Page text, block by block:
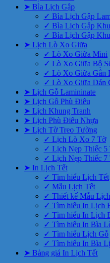
➤ Bìa Lịch Gập
✓ Bìa Lịch Gập
✓ Bìa Lịch Gập
✓ Bìa Lịch Gập
➤ Lịch Lò Xo Giữa
✓ Lò Xo Giữa Mini
✓ Lò Xo Giữa Bộ
✓ Lò Xo Giữa Gắn
✓ Lò Xo Giữa Dán
➤ Lịch Gỗ Lamininate
➤ Lịch Gỗ Phù Điêu
➤ Lịch Khung Tranh
➤ Lịch Phù Điêu Nhựa
➤ Lịch Tờ Treo Tường
✓ Lịch Lò Xo 7 Tờ
✓ Lịch Nẹp Thiếc 5
✓ Lịch Nẹp Thiếc 7
➤ In Lịch Tết
✓ Tìm hiểu Lịch Tết
✓ Mẫu Lịch Tết
✓ Thiết kế Mẫu
✓ Tìm hiểu In Lịch
✓ Tìm hiểu In Lịch
✓ Tìm hiểu In Bìa
✓ Tìm hiểu Lịch Gỗ
✓ Tìm hiểu In Bìa
➤ Bảng giá In Lịch Tết